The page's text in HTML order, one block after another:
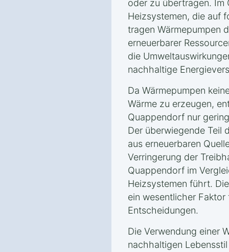
oder zu übertragen. Im
Heizsystemen, die auf
tragen Wärmepumpen
erneuerbarer
die
nachhaltige
Da Wärmepumpen
Wärme zu erzeugen,
Quappendorf nur
Der überwiegende Teil
aus erneuerbaren
Verringerung der
Quappendorf im
Heizsystemen führt.
ein wesentlicher
Entscheidungen.
Die Verwendung einer
nachhaltigen